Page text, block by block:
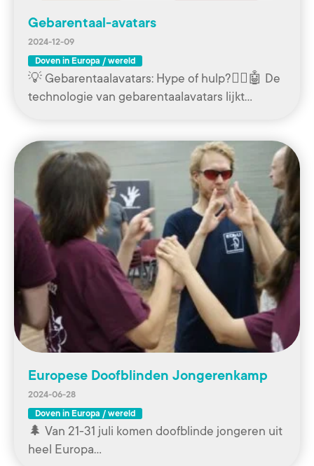
Gebarentaal-avatars
2024-12-09
Doven in Europa / wereld
💡 Gebarentaalavatars: Hype of hulp?🧏‍♀️🤖 De
technologie van gebarentaalavatars lijkt…
Europese Doofblinden Jongerenkamp
2024-06-28
Doven in Europa / wereld
🌲 Van 21-31 juli komen doofblinde jongeren uit
heel Europa…